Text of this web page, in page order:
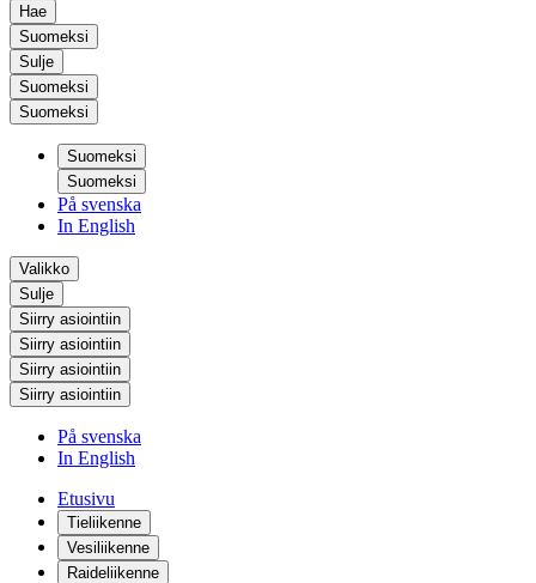
Hae
Suomeksi
Sulje
Suomeksi
Suomeksi
Suomeksi
Suomeksi
På svenska
In English
Valikko
Sulje
Siirry asiointiin
Siirry asiointiin
Siirry asiointiin
Siirry asiointiin
På svenska
In English
Etusivu
Tieliikenne
Vesiliikenne
Raideliikenne